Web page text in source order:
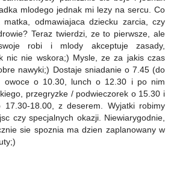
mlodego jednak mi lezy na sercu. Co
matka, odmawiajaca dziecku zarcia, czy
Teraz twierdzi, ze to pierwsze, ale
robi i mlody akceptuje zasady,
nic nie wskora;) Mysle, ze za jakis czas
nawyki;) Dostaje sniadanie o 7.45 (do
owoce o 10.30, lunch o 12.30 i po nim
przegryzke / podwieczorek o 15.30 i
17.30-18.00, z deserem. Wyjatki robimy
czy specjalnych okazji. Niewiarygodnie,
sie spoznia ma dzien zaplanowany w